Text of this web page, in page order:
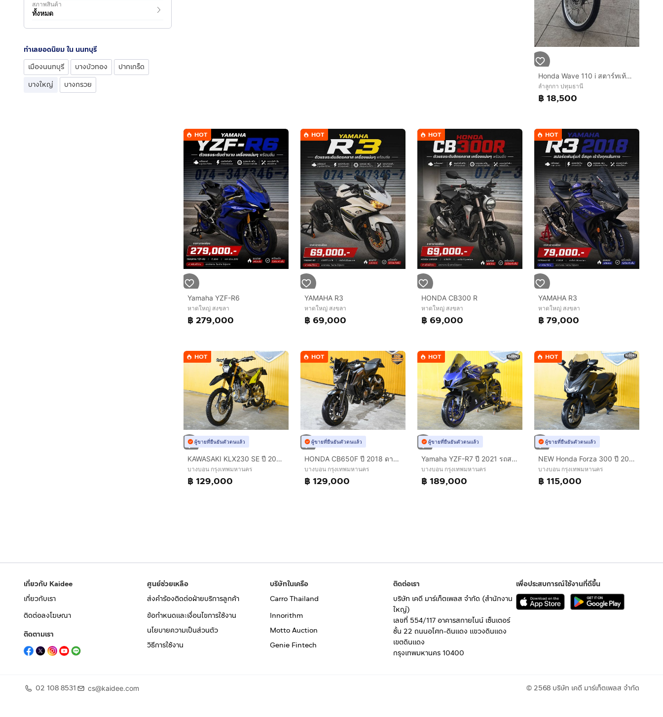
สภาพสินค้า
ทั้งหมด
ทำเลยอดนิยม ใน นนทบุรี
เมืองนนทบุรี
บางบัวทอง
ปากเกร็ด
บางใหญ่
บางกรวย
Honda Wave 110 i สตาร์ทเท้า เครื่องแน่นๆ
ลำลูกกา ปทุมธานี
฿ 18,500
HOT
Yamaha YZF-R6
หาดใหญ่ สงขลา
฿ 279,000
HOT
YAMAHA R3
หาดใหญ่ สงขลา
฿ 69,000
HOT
HONDA CB300 R
หาดใหญ่ สงขลา
฿ 69,000
HOT
YAMAHA R3
หาดใหญ่ สงขลา
฿ 79,000
HOT
ผู้ขายที่ยืนยันตัวตนแล้ว
KAWASAKI KLX230 SE ปี 2026 ดาวห์เริ่มต้นที่ 25,000 บ.
บางบอน กรุงเทพมหานคร
฿ 129,000
HOT
ผู้ขายที่ยืนยันตัวตนแล้ว
HONDA CB650F ปี 2018 ดาวห์เริ่มต้นที่ 9,000 บ.
บางบอน กรุงเทพมหานคร
฿ 129,000
HOT
ผู้ขายที่ยืนยันตัวตนแล้ว
Yamaha YZF-R7 ปี 2021 รถสวยกริ๊บ ฟรีดาวน์ออกรถใช้เงิน 0 บาท
บางบอน กรุงเทพมหานคร
฿ 189,000
HOT
ผู้ขายที่ยืนยันตัวตนแล้ว
NEW Honda Forza 300 ปี 2018 ดาวน์เริ่มต้น 15,000 บาท
บางบอน กรุงเทพมหานคร
฿ 115,000
เกี่ยวกับ Kaidee
เกี่ยวกับเรา
ติดต่อลงโฆษณา
ติดตามเรา
ศูนย์ช่วยเหลือ
ส่งคำร้องติดต่อฝ่ายบริการลูกค้า
ข้อกำหนดและเงื่อนไขการใช้งาน
นโยบายความเป็นส่วนตัว
วิธีการใช้งาน
บริษัทในเครือ
Carro Thailand
Innorithm
Motto Auction
Genie Fintech
ติดต่อเรา
บริษัท เคดี มาร์เก็ตเพลส จำกัด (สำนักงาน
ใหญ่)
เลขที่ 554/117 อาคารสกายไนน์ เซ็นเตอร์
ชั้น 22 ถนนอโศก-ดินแดง แขวงดินแดง
เขตดินแดง
กรุงเทพมหานคร 10400
เพื่อประสบการณ์ใช้งานที่ดีขึ้น
02 108 8531 cs@kaidee.com © 2568 บริษัท เคดี มาร์เก็ตเพลส จำกัด